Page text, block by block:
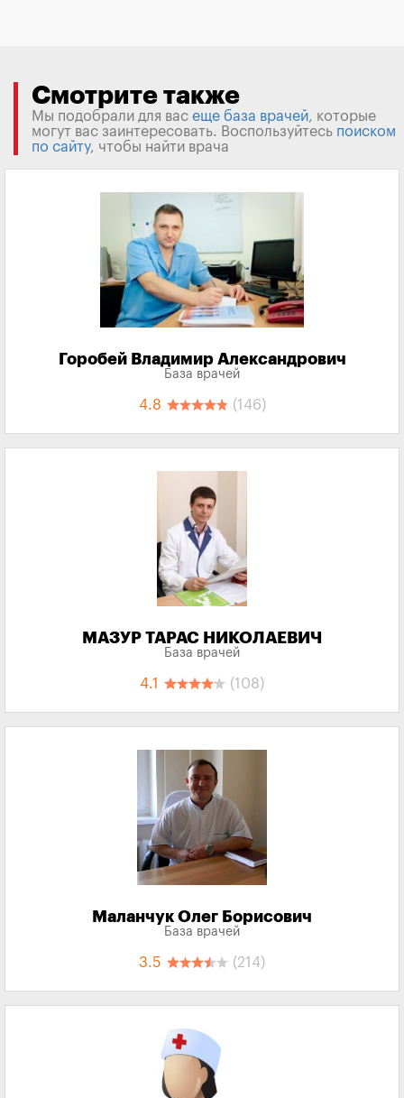
Смотрите также
Мы подобрали для вас еще база врачей, которые
могут вас заинтересовать. Воспользуйтесь поиском
по сайту, чтобы найти врача
Горобей Владимир Александрович
База врачей
4.8 (146)
МАЗУР ТАРАС НИКОЛАЕВИЧ
База врачей
4.1 (108)
Маланчук Олег Борисович
База врачей
3.5 (214)